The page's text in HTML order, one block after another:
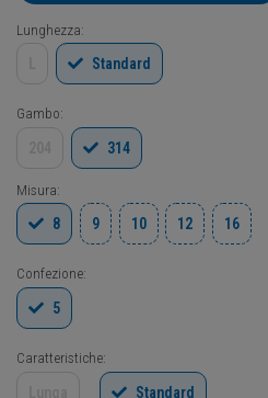
Lunghezza:
Standard
Gambo:
314
Misura:
8
9 10 12 16
Confezione:
5
Caratteristiche:
Standard